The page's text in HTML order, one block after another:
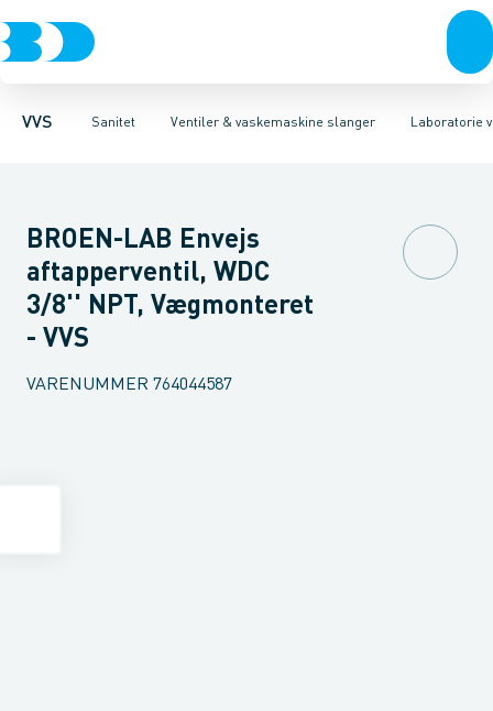
VVS Sanitet
Rør & fittingsPressfittings & rørKuglehaner & ventilerAfløb
Ventiler & vaskemaskine slanger
Toiletter, sæder og cisternerVaskeArmaturerBrusereLaboratorie
Servanteventiler Stopventiler & kuglehanerAftapventiler &
BROEN-LAB Envejs
aftapperventil, WDC
3/8'' NPT, Vægmonteret
- VVS
VARENUMMER 764044587